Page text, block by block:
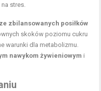
stres.
zbilansowanych posiłków
skoków poziomu cukru
warunki dla metabolizmu.
nawykom żywieniowym i